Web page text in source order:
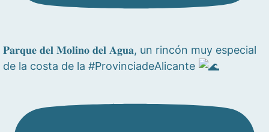
𝐏𝐚𝐫𝐪𝐮𝐞 𝐝𝐞𝐥 𝐌𝐨𝐥𝐢𝐧𝐨 𝐝𝐞𝐥 𝐀𝐠𝐮𝐚, un rincón muy especial
de la costa de la #ProvinciadeAlicante